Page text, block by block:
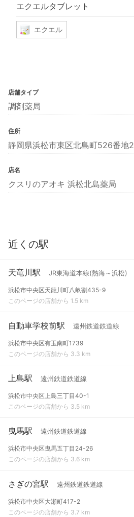
エクエルタブレット
エクエル
店舗タイプ
調剤薬局
住所
静岡県浜松市東区北島町526番地2
店名
クスリのアオキ 浜松北島薬局
近くの駅
天竜川駅 JR東海道本線(熱海～浜松)
浜松市中央区天龍川町八畝割435-9
このページの店舗から 1.5 km
自動車学校前駅 遠州鉄道鉄道線
浜松市中央区有玉南町1739
このページの店舗から 3.3 km
上島駅 遠州鉄道鉄道線
浜松市中央区上島三丁目40-1
このページの店舗から 3.5 km
曳馬駅 遠州鉄道鉄道線
浜松市中央区曳馬五丁目24-26
このページの店舗から 3.6 km
さぎの宮駅 遠州鉄道鉄道線
浜松市中央区大瀬町417-2
このページの店舗から 3.7 km